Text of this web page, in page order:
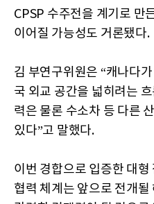
CPSP 수주전을 계기로 만
이어질 가능성도 거론됐다.
김 부연구위원은 “캐나다
국 외교 공간을 넓히려는
력은 물론 수소차 등 다른
있다”고 말했다.
이번 경합으로 입증한 대형
협력 체계는 앞으로 전개될